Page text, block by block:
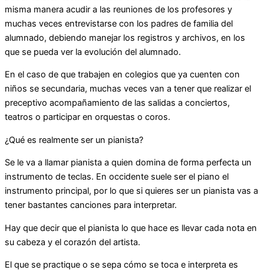
misma manera acudir a las reuniones de los profesores y
muchas veces entrevistarse con los padres de familia del
alumnado, debiendo manejar los registros y archivos, en los
que se pueda ver la evolución del alumnado.
En el caso de que trabajen en colegios que ya cuenten con
niños se secundaria, muchas veces van a tener que realizar el
preceptivo acompañamiento de las salidas a conciertos,
teatros o participar en orquestas o coros.
¿Qué es realmente ser un pianista?
Se le va a llamar pianista a quien domina de forma perfecta un
instrumento de teclas. En occidente suele ser el piano el
instrumento principal, por lo que si quieres ser un pianista vas a
tener bastantes canciones para interpretar.
Hay que decir que el pianista lo que hace es llevar cada nota en
su cabeza y el corazón del artista.
El que se practique o se sepa cómo se toca e interpreta es